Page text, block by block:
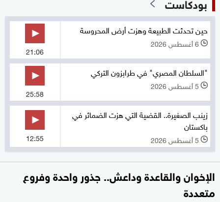
حين تحدثت الطبيعة وهزت أرض المحروسة
l 6 أغسطس 2026
21:06
"السلطان المصري" في طرابزون التركي
l 5 أغسطس 2026
25:58
زينب الصغيرة.. القضية التي هزت الضمائر في
باكستان
l 5 أغسطس 2026 12:55
الإخوان والقاعدة وداعش.. جذور واحدة وفروع
متعددة